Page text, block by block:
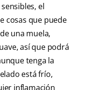
el
cosas que puede
una muela,
así que podrá
tenga la
está frío,
inflamación